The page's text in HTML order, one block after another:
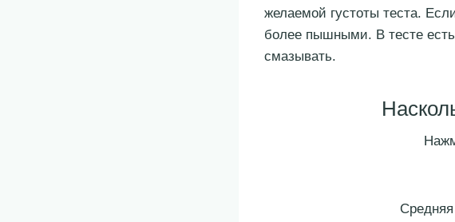
желаемой густоты теста.
более пышными. В тесте есть
смазывать.